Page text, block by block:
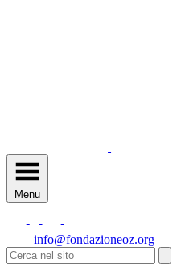
Menu
info@fondazioneoz.org